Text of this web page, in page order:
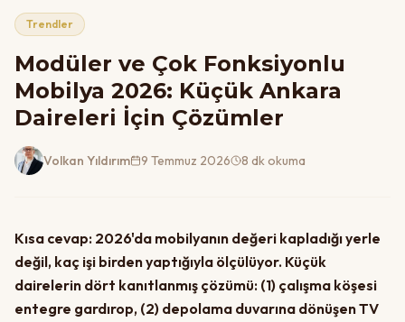
Trendler
Modüler ve Çok Fonksiyonlu
Mobilya 2026: Küçük Ankara
Daireleri İçin Çözümler
Volkan Yıldırım 9 Temmuz 2026 8 dk okuma
Kısa cevap: 2026'da mobilyanın değeri kapladığı yerle
değil, kaç işi birden yaptığıyla ölçülüyor. Küçük
dairelerin dört kanıtlanmış çözümü: (1) çalışma köşesi
entegre gardırop, (2) depolama duvarına dönüşen TV